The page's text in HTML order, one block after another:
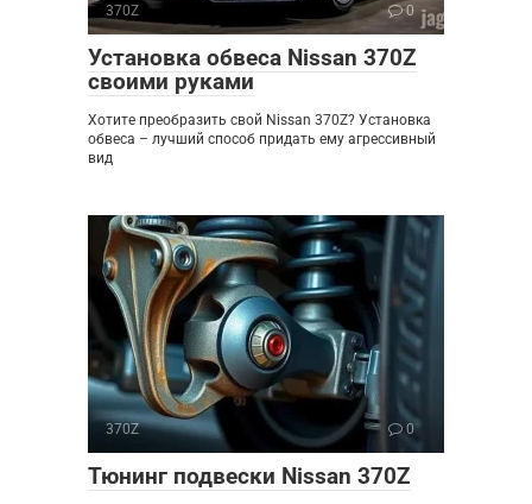
370Z 0
Установка обвеса Nissan 370Z
своими руками
Хотите преобразить свой Nissan 370Z? Установка
обвеса – лучший способ придать ему агрессивный
вид
370Z 0
Тюнинг подвески Nissan 370Z